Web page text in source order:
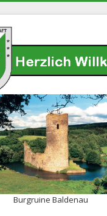
Burgruine Baldenau